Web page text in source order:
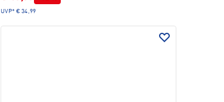
UVP* € 34,99